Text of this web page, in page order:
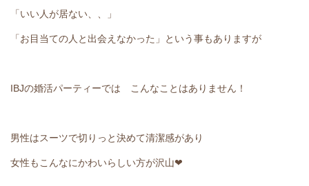
「いい人が居ない、、」
「お目当ての人と出会えなかった」という事もありますが
IBJの婚活パーティーでは こんなことはありません！
男性はスーツで切りっと決めて清潔感があり
女性もこんなにかわいらしい方が沢山❤